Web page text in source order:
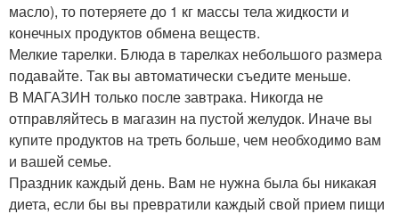
масло), то потеряете до 1 кг массы тела жидкости и
конечных продуктов обмена веществ.
Мелкие тарелки. Блюда в тарелках небольшого размера
подавайте. Так вы автоматически съедите меньше.
В МАГАЗИН только после завтрака. Никогда не
отправляйтесь в магазин на пустой желудок. Иначе вы
купите продуктов на треть больше, чем необходимо вам
и вашей семье.
Праздник каждый день. Вам не нужна была бы никакая
диета, если бы вы превратили каждый свой прием пищи